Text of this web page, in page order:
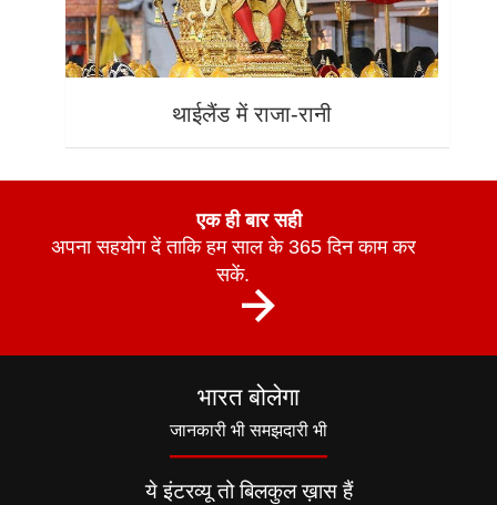
थाईलैंड में राजा-रानी
एक ही बार सही
अपना सहयोग दें ताकि हम साल के 365 दिन काम कर
सकें.
भारत बोलेगा
जानकारी भी समझदारी भी
ये इंटरव्यू तो बिलकुल ख़ास हैं